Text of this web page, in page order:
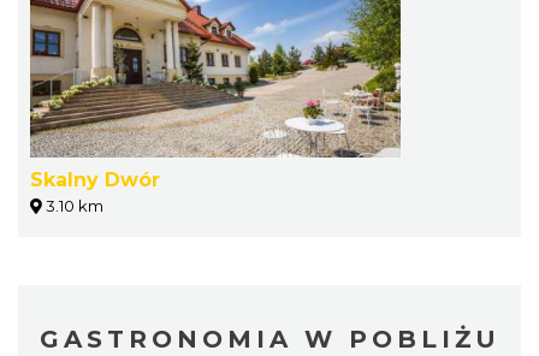
Skalny Dwór
3.10 km
GASTRONOMIA W POBLIŻU